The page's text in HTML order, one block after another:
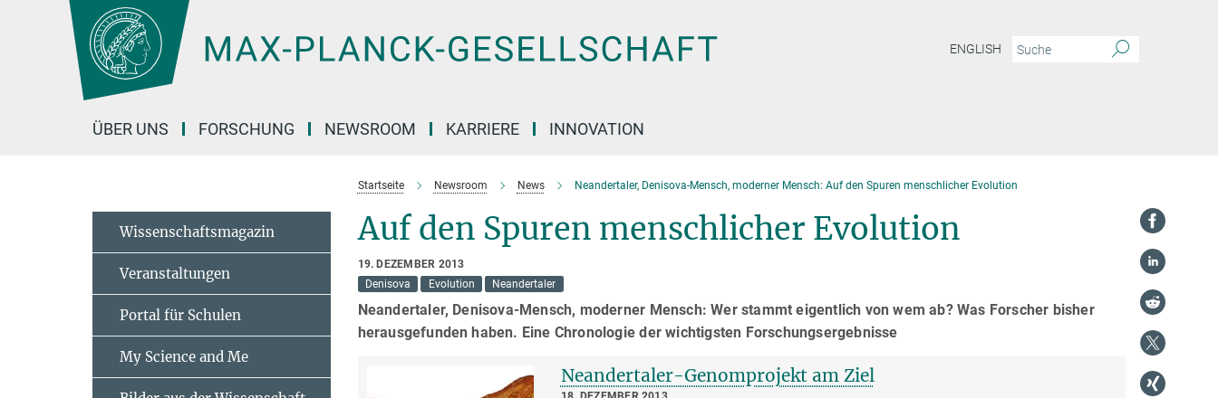
Hauptinhalt
ENGLISH
ÜBER UNS FORSCHUNG NEWSROOM KARRIERE INNOVATION
Startseite Newsroom News Neandertaler, Denisova-Mensch, moderner Mensch: Auf den Spuren menschlicher Evolution
Auf den Spuren menschlicher Evolution
19. DEZEMBER 2013
Denisova
Evolution Neandertaler
Neandertaler, Denisova-Mensch, moderner Mensch: Wer stammt eigentlich von wem ab? Was Forscher bisher
herausgefunden haben. Eine Chronologie der wichtigsten Forschungsergebnisse
Neandertaler-Genomprojekt am Ziel
Wissenschaftsmagazin
Veranstaltungen
Portal für Schulen
My Science and Me